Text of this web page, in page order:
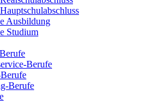
Ausbildung
Studium
Berufe
Berufe